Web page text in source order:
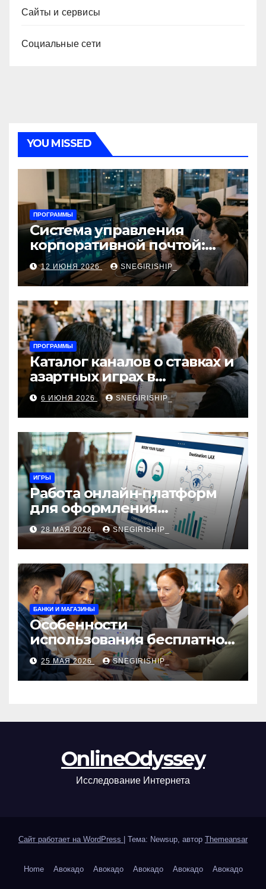
Сайты и сервисы
Социальные сети
YOU MISSED
ПРОГРАММЫ
Система управления
корпоративной почтой:
функции, безопасность и
интеграция
12 ИЮНЯ 2026 SNEGIRISHIP_
ПРОГРАММЫ
Каталог каналов о ставках и
азартных играх в
мессенджерах
6 ИЮНЯ 2026 SNEGIRISHIP_
ИГРЫ
Работа онлайн‑платформ
для оформления
авиабилетов: алгоритмы,
сборы и безопасность
28 МАЯ 2026 SNEGIRISHIP_
БАНКИ И МАГАЗИНЫ
Особенности
использования бесплатной
версии программ для
автоматизации и
управления предприятием
25 МАЯ 2026 SNEGIRISHIP_
OnlineOdyssey
Исследование Интернета
Сайт работает на WordPress Тема: Newsup, автор Themeansar
Home Авокадо Авокадо Авокадо Авокадо Авокадо